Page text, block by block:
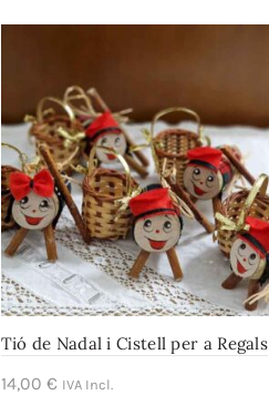
Tió de Nadal i Cistell per a Regals
14,00 € IVA Incl.